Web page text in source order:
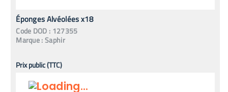
Éponges Alvéolées x18
Code DOD : 127355
Marque :Saphir
Prix public (TTC)